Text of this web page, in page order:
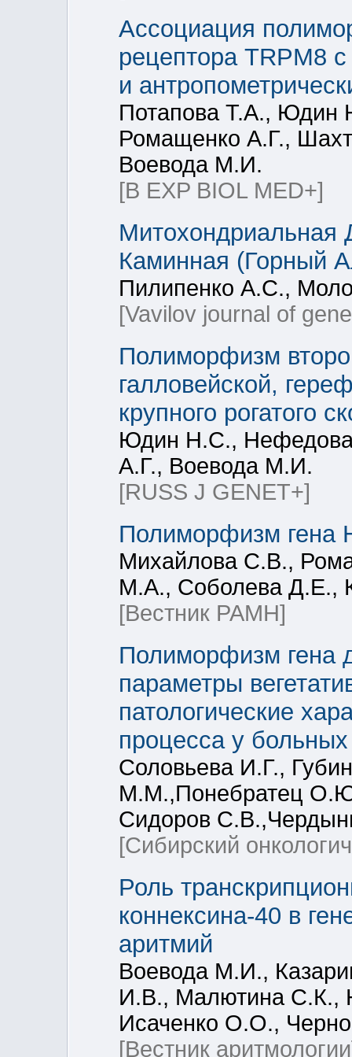
Ассоциация
рецептора TRPM8
и
Потапова Т.А., Юдин
Ромащенко А.Г.,
Воевода М.И.
[B EXP BIOL MED+]
Каминная (Горный
Пилипенко А.С.,
[Vavilov journal of
Полиморфизм
галловейской,
крупного рогатого
Юдин Н.С.,
А.Г., Воевода М.И.
[RUSS J GENET+]
Полиморфизм гена
Михайлова С.В.,
М.А., Соболева Д.Е.,
[Вестник РАМН]
Полиморфизм гена
параметры
патологические
процесса у
Соловьева И.Г.,
М.М.,Понебратец
Сидоров
[Сибирский
Роль
коннексина-40 в
аритмий
Воевода М.И.,
И.В., Малютина С.К.,
Исаченко О.О.,
[Вестник